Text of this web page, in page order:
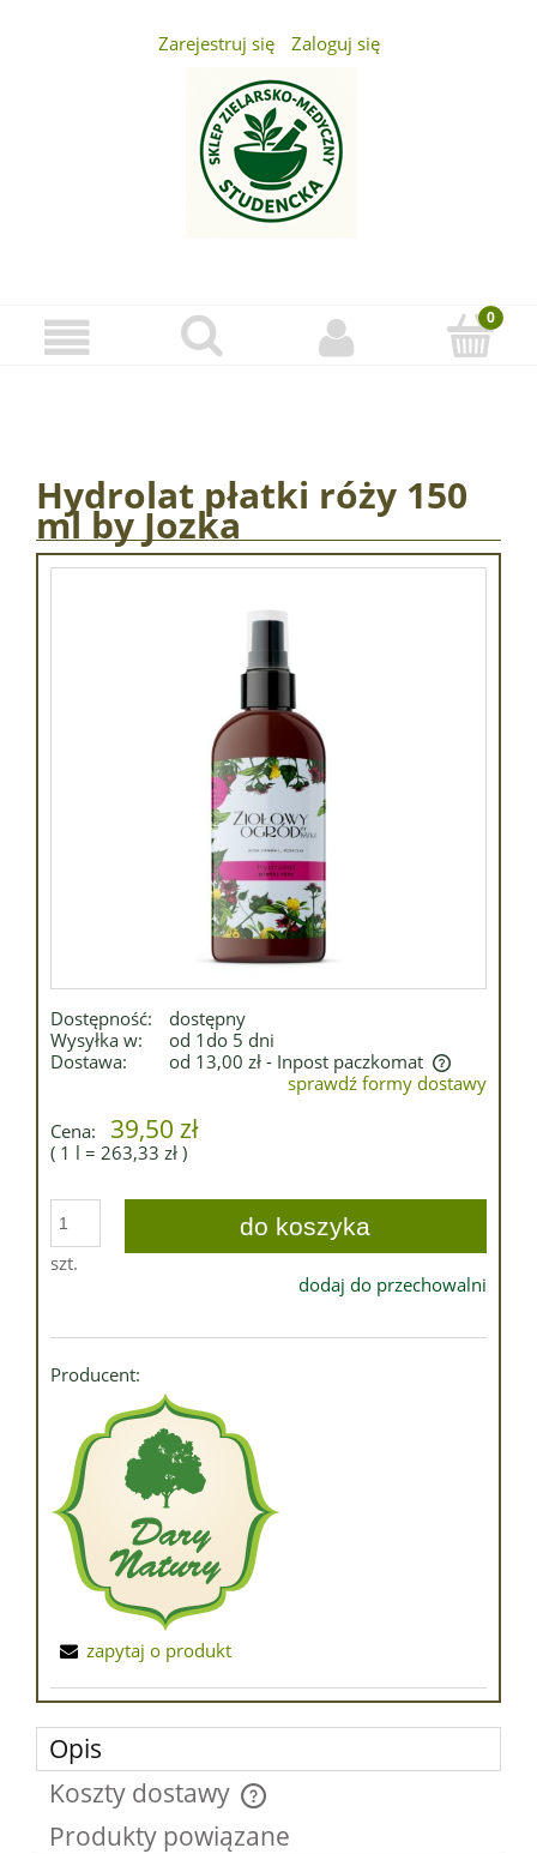
Zarejestruj się Zaloguj się
Hydrolat płatki róży 150
ml by Jozka
Dostępność:
dostępny
Wysyłka w:
od 1do 5 dni
Dostawa:
od 13,00 zł - Inpost paczkomat
Cena nie zawiera ewentualnych kosztów płatności
sprawdź formy dostawy
Cena:
39,50 zł
( 1 l = 263,33 zł )
szt.
do koszyka
dodaj do przechowalni
Producent:
zapytaj o produkt
Opis
Koszty dostawy
Cena nie zawiera ewentualnych kosztów płatności
Produkty powiązane